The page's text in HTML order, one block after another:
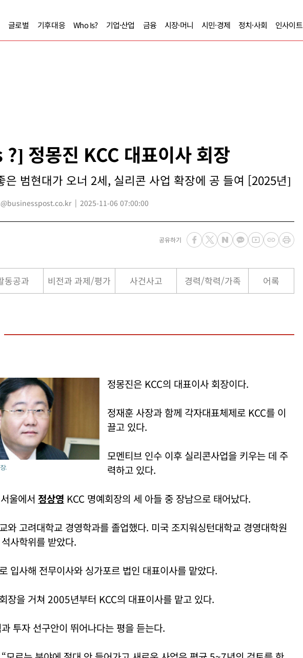
글로벌 기후대응 Who Is? 기업·산업 금융 시장·머니 시민·경제 정치·사회 인사이트
정몽진 KCC 대표이사 회장
은 범현대가 오너 2세, 실리콘 사업 확장에 공 들여 [2025년]
2025-11-06 07:00:00
공유하기
동공과 비전과 과제/평가 사건사고 경력/학력/가족 어록
.
정몽진은 KCC의 대표이사 회장이다.
정재훈 사장과 함께 각자대표체제로 KCC를 이
끌고 있다.
모멘티브 인수 이후 실리콘사업을 키우는 데 주
력하고 있다.
울에서 정상영 KCC 명예회장의 세 아들 중 장남으로 태어났다.
와 고려대학교 경영학과를 졸업했다. 미국 조지워싱턴대학교 경영대학원
사학위를 받았다.
입사해 전무이사와 싱가포르 법인 대표이사를 맡았다.
장을 거쳐 2005년부터 KCC의 대표이사를 맡고 있다.
투자 선구안이 뛰어나다는 평을 듣는다.